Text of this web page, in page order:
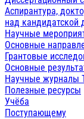
Аспирантура,
над кандидатской
Научные
Основные
Грантовые
Основные
Научные журналы
Полезные ресурсы
Учёба
Поступающему